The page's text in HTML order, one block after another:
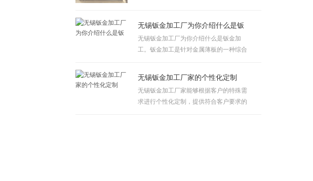
无锡钣金加工厂为你介绍什么是钣
无锡钣金加工厂为你介绍什么是钣金加
工。钣金加工是针对金属薄板的一种综合
无锡钣金加工厂家的个性化定制
无锡钣金加工厂家能够根据客户的特殊需
求进行个性化定制，提供符合客户要求的